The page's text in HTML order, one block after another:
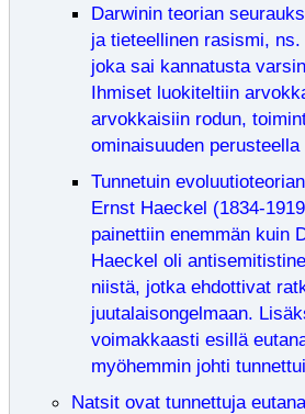
Darwinin teorian
ja tieteellinen rasismi,
joka sai kannatusta
Ihmiset luokiteltiin
arvokkaisiin rodun,
ominaisuuden perusteella
Tunnetuin
Ernst Haeckel (1834-
painettiin enemmän kuin
Haeckel oli
niistä, jotka ehdottivat
juutalaisongelmaan.
voimakkaasti esillä
myöhemmin johti
Natsit ovat tunnettuja